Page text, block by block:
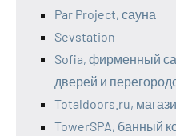
Par Project, сауна
Sevstation
Sofia, фирменный
дверей и
Totaldoors.ru,
TowerSPA, банный